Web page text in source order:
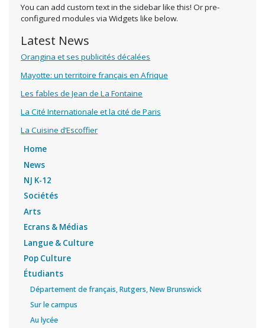
You can add custom text in the sidebar like this! Or pre-
configured modules via Widgets like below.
Latest News
Orangina et ses publicités décalées
Mayotte: un territoire français en Afrique
Les fables de Jean de La Fontaine
La Cité Internationale et la cité de Paris
La Cuisine d’Escoffier
Home
News
NJ K-12
Sociétés
Arts
Ecrans & Médias
Langue & Culture
Pop Culture
Étudiants
Département de français, Rutgers, New Brunswick
Sur le campus
Au lycée